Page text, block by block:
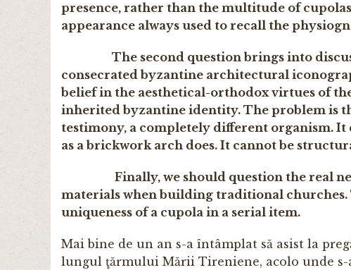
presence, rather than the multitude of
appearance always used to recall the
The second question brings into
consecrated byzantine architectural
belief in the aesthetical-orthodox virtues of
inherited byzantine identity. The problem is
testimony, a completely different organism. It
as a brickwork arch does. It cannot be
Finally, we should question the real
materials when building traditional churches.
uniqueness of a cupola in a serial item.
Mai bine de un an s-a întâmplat să asist la
lungul ţărmului Mării Tireniene, acolo unde